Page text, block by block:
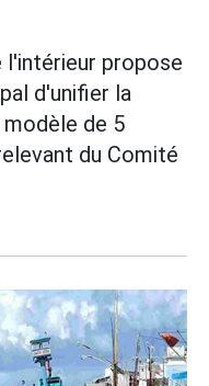
propose
d'unifier la
de 5
du Comité